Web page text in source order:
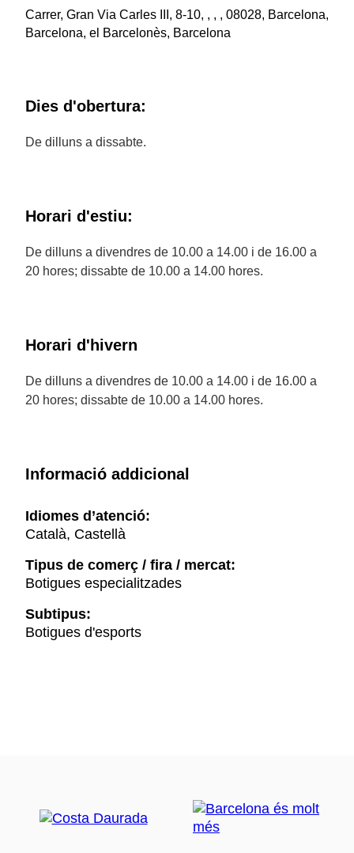
Carrer, Gran Via Carles III, 8-10, , , , 08028, Barcelona,
Barcelona, el Barcelonès, Barcelona
Dies d'obertura:
De dilluns a dissabte.
Horari d'estiu:
De dilluns a divendres de 10.00 a 14.00 i de 16.00 a
20 hores; dissabte de 10.00 a 14.00 hores.
Horari d'hivern
De dilluns a divendres de 10.00 a 14.00 i de 16.00 a
20 hores; dissabte de 10.00 a 14.00 hores.
Informació addicional
Idiomes d’atenció:
Català, Castellà
Tipus de comerç / fira / mercat:
Botigues especialitzades
Subtipus:
Botigues d'esports